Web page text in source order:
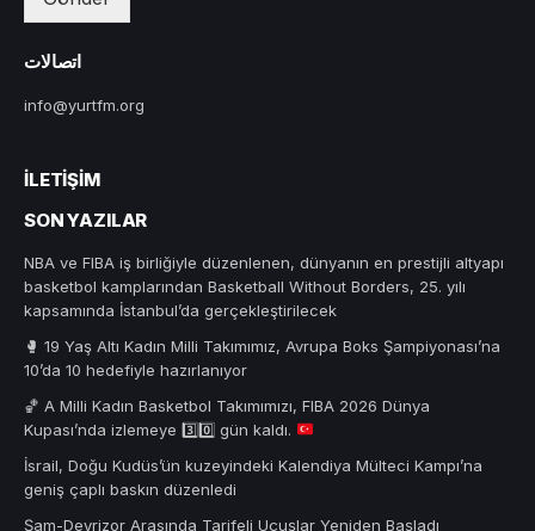
اتصالات
info@yurtfm.org
İLETIŞIM
SON YAZILAR
NBA ve FIBA iş birliğiyle düzenlenen, dünyanın en prestijli altyapı
basketbol kamplarından Basketball Without Borders, 25. yılı
kapsamında İstanbul’da gerçekleştirilecek
🥊 19 Yaş Altı Kadın Milli Takımımız, Avrupa Boks Şampiyonası’na
10’da 10 hedefiyle hazırlanıyor
🏀 A Milli Kadın Basketbol Takımımızı, FIBA 2026 Dünya
Kupası’nda izlemeye 3️⃣0️⃣ gün kaldı.
İsrail, Doğu Kudüs’ün kuzeyindeki Kalendiya Mülteci Kampı’na
geniş çaplı baskın düzenledi
Şam-Deyrizor Arasında Tarifeli Uçuşlar Yeniden Başladı